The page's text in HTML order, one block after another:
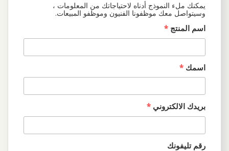
يمكنك ملء النموذج أدناه لاحتياجاتك من المعلومات ،
وسيتواصل معك موظفونا الفنيون وموظفو المبيعات.
اسم المنتج *
اسمك *
بريدك الالكتروني *
رقم تليفونك